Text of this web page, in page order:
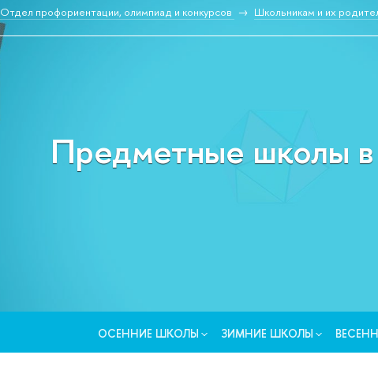
Отдел профориентации, олимпиад и конкурсо Школьникам и их
Предметные школы
ОСЕННИЕ ШКОЛЫ ЗИМНИЕ ШКОЛЫ